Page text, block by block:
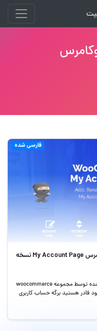
فارسی شده
افزونه شخصی سازی حساب کاربری ووکامرس My Account Page نسخه
My Account Page نام یک افزونه کاربردی ارائه شده توسط مجموعه woocommerce
قادر هستید برگه حساب کاربری